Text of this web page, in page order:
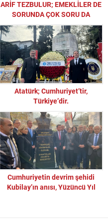
ARİF TEZBULUR; EMEKLİLER DE
SORUNDA ÇOK SORU DA
Atatürk; Cumhuriyet’tir,
Türkiye’dir.
Cumhuriyetin devrim şehidi
Kubilay’ın anısı, Yüzüncü Yıl